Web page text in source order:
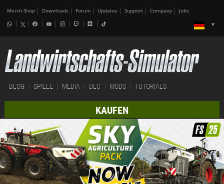
Merch-Shop Downloads Forum Updates Support Company Jobs
BLOG SPIELE MEDIA DLC MODS TUTORIALS
KAUFEN